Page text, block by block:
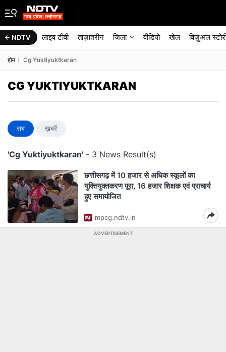
NDTV लाइव टीवी ताज़ातरीन जिला वीडियो खेल विज़ुअल
होम Cg Yuktiyuktkaran
CG YUKTIYUKTKARAN
सब ख़बरें
'Cg Yuktiyuktkaran' - 3 News Result(s)
छत्तीसगढ़ में 10 हजार से अधिक स्कूलों का
युक्तियुक्तकरण पूरा, 16 हजार शिक्षक एवं प्राचार्य
हुए समायोजित
mpcg.ndtv.in
ADVERTISEMENT